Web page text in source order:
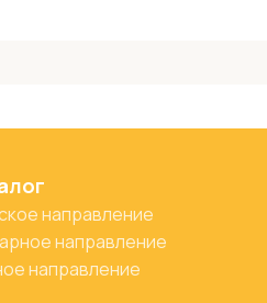
направление
направление
направление